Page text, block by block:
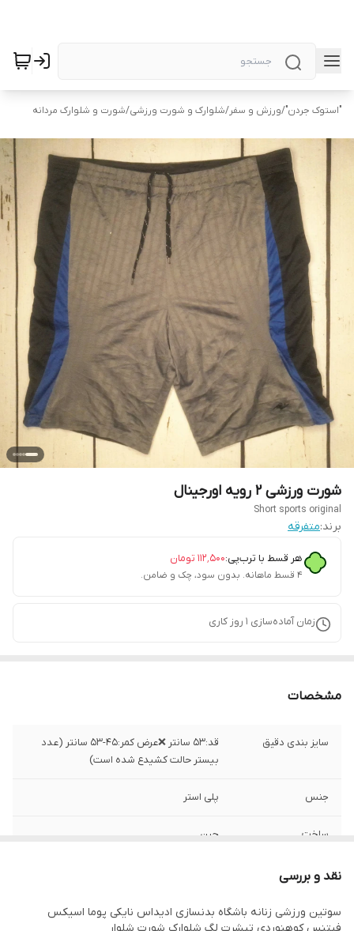
"استوک جردن"/ورزش و سفر/شلوارک و شورت ورزشی/شورت و شلوارک مردانه
شورت ورزشی ۲ رویه اورجینال
Short sports original
برند:متفرقه
هر قسط با ترب‌پی:۱۱۲٬۵۰۰ تومان
۴ قسط ماهانه. بدون سود، چک و ضامن.
زمان آماده‌سازی 1 روز کاری
مشخصات
سایز بندی دقیق
قد:۵۳ سانتر ❌عرض کمر:۴۵-۵۳ سانتر (عدد
بیستر حالت کشیدع شده است)
جنس پلی استر
ساخت چین
نقد و بررسی
سوتین ورزشی زنانه باشگاه بدنسازی ادیداس نایکی پوما اسیکس